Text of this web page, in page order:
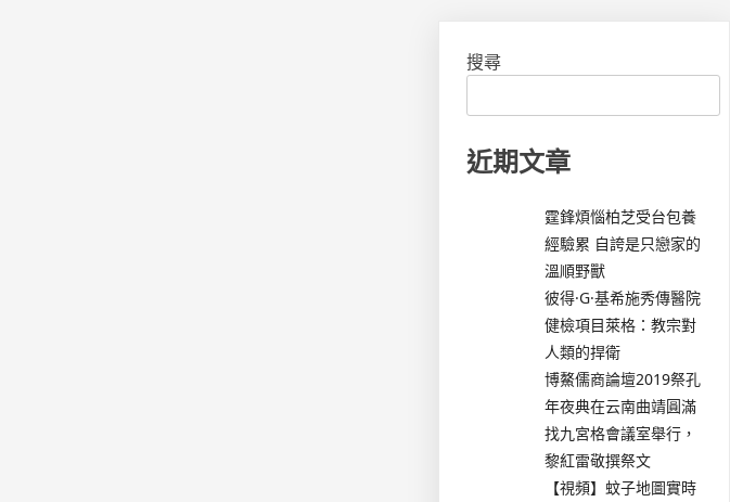
搜尋
近期文章
霆鋒煩惱柏芝受台包養
經驗累 自誇是只戀家的
溫順野獸
彼得·G·基希施秀傳醫院
健檢項目萊格：教宗對
人類的捍衛
博鰲儒商論壇2019祭孔
年夜典在云南曲靖圓滿
找九宮格會議室舉行，
黎紅雷敬撰祭文
【視頻】蚊子地圖實時